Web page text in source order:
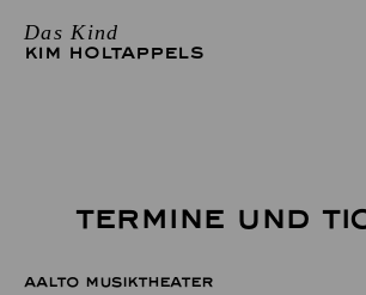
Das Kind
KIM HOLTAPPELS
TERMINE UND
AALTO MUSIKTHEATER